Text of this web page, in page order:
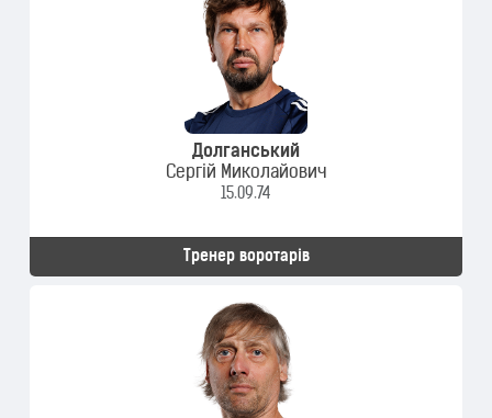
Долганський
Сергій Миколайович
15.09.74
Тренер воротарів